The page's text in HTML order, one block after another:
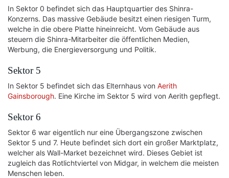
In Sektor 0 befindet sich das Hauptquartier des Shinra-
Konzerns. Das massive Gebäude besitzt einen riesigen Turm,
welche in die obere Platte hineinreicht. Vom Gebäude aus
steuern die Shinra-Mitarbeiter die öffentlichen Medien,
Werbung, die Energieversorgung und Politik.
Sektor 5
In Sektor 5 befindet sich das Elternhaus von Aerith
Gainsborough. Eine Kirche im Sektor 5 wird von Aerith gepflegt.
Sektor 6
Sektor 6 war eigentlich nur eine Übergangszone zwischen
Sektor 5 und 7. Heute befindet sich dort ein großer Marktplatz,
welcher als Wall-Market bezeichnet wird. Dieses Gebiet ist
zugleich das Rotlichtviertel von Midgar, in welchem die meisten
Menschen leben.